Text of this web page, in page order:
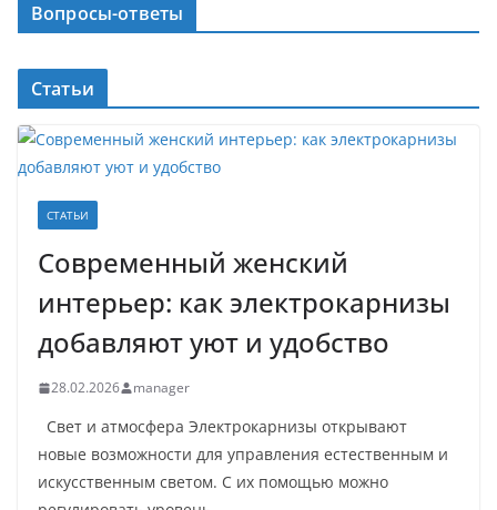
Вопросы-ответы
Статьи
СТАТЬИ
Современный женский
интерьер: как электрокарнизы
добавляют уют и удобство
28.02.2026 manager
Свет и атмосфера Электрокарнизы открывают
новые возможности для управления естественным и
искусственным светом. С их помощью можно